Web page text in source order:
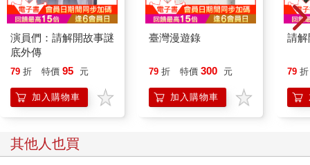
（二零二三年十二月六日 草山）
演員們：請解開故事謎
底外傳
79 折 特價 95 元
加入購物車
臺灣漫遊錄
79 折 特價 300 元
加入購物車
請解
79 折
其他人也買